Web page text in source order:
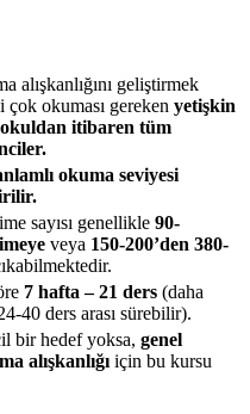
alışkanlığını geliştirmek
okuması gereken yetişkin
itibaren tüm
okuma seviyesi
sayısı genellikle 90-
veya 150-200’den 380-
7 hafta – 21 ders (daha
40 ders arası sürebilir).
bir hedef yoksa, genel
alışkanlığı için bu kursu